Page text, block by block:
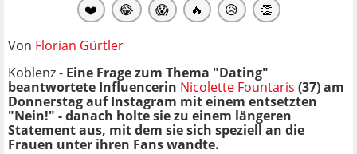
❤️ 😂 😱 🔥 😥 👏
Von Florian Gürtler
Koblenz - Eine Frage zum Thema "Dating"
beantwortete Influencerin Nicolette Fountaris (37) am
Donnerstag auf Instagram mit einem entsetzten
"Nein!" - danach holte sie zu einem längeren
Statement aus, mit dem sie sich speziell an die
Frauen unter ihren Fans wandte.